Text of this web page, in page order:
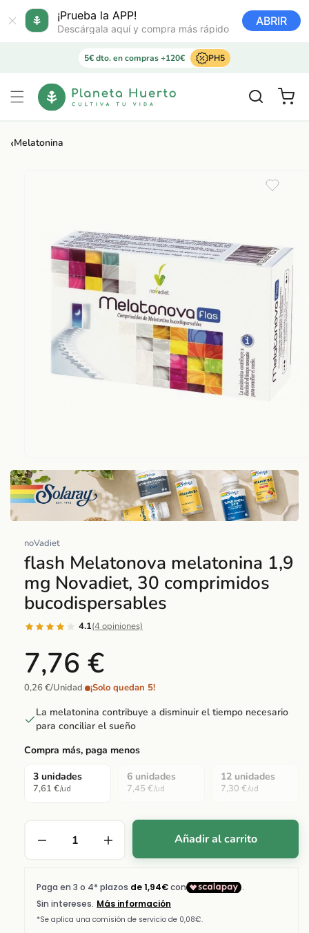
¡Prueba la APP!
Descárgala aquí y compra más rápido
ABRIR
directamente
al contenido
5€ dto. en compras +120€ PH5
Carrito
‹Melatonina
elemento
multimedia
en
una
ventana
modal
noVadiet
flash Melatonova melatonina 1,9
mg Novadiet, 30 comprimidos
bucodispersables
4.1(4 opiniones)
7,76 €
0,26 €/Unidad· ¡Solo quedan 5!
La melatonina contribuye a disminuir el tiempo necesario
para conciliar el sueño
Compra más, paga menos
3 unidades
7,61 €/ud
6 unidades
7,45 €/ud
12 unidades
7,30 €/ud
Añadir al carrito